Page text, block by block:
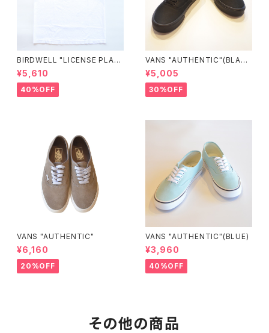
BIRDWELL "LICENSE PLAT
E TEE"
¥5,610
40%OFF
VANS "AUTHENTIC"(BLAC
K/BLACK)
¥5,005
30%OFF
VANS "AUTHENTIC"
¥6,160
20%OFF
VANS "AUTHENTIC"(BLUE)
¥3,960
40%OFF
その他の商品